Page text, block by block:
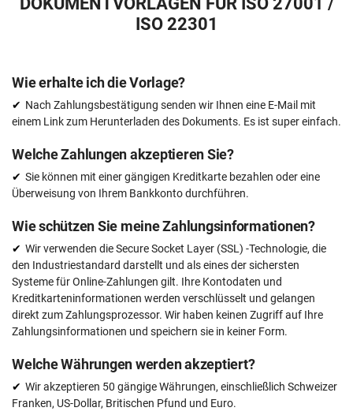
ISO 22301
Wie erhalte ich die Vorlage?
Nach Zahlungsbestätigung senden wir Ihnen eine E-Mail mit
einem Link zum Herunterladen des Dokuments. Es ist super einfach.
Welche Zahlungen akzeptieren Sie?
Sie können mit einer gängigen Kreditkarte bezahlen oder eine
Überweisung von Ihrem Bankkonto durchführen.
Wie schützen Sie meine Zahlungsinformationen?
Wir verwenden die Secure Socket Layer (SSL) -Technologie, die
den Industriestandard darstellt und als eines der sichersten
Systeme für Online-Zahlungen gilt. Ihre Kontodaten und
Kreditkarteninformationen werden verschlüsselt und gelangen
direkt zum Zahlungsprozessor. Wir haben keinen Zugriff auf Ihre
Zahlungsinformationen und speichern sie in keiner Form.
Welche Währungen werden akzeptiert?
Wir akzeptieren 50 gängige Währungen, einschließlich Schweizer
Franken, US-Dollar, Britischen Pfund und Euro.